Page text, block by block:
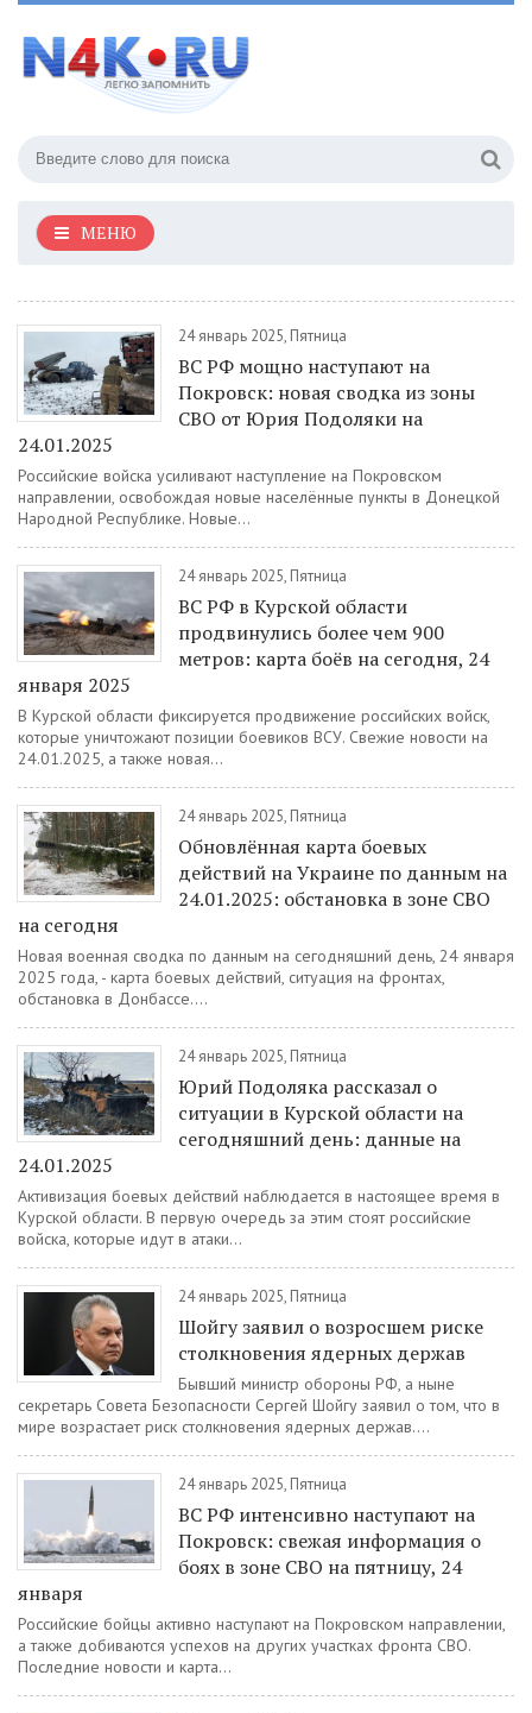
МЕНЮ
24 январь 2025, Пятница
ВС РФ мощно наступают на
Покровск: новая сводка из зоны
СВО от Юрия Подоляки на
24.01.2025
Российские войска усиливают наступление на Покровском
направлении, освобождая новые населённые пункты в Донецкой
Народной Республике. Новые...
24 январь 2025, Пятница
ВС РФ в Курской области
продвинулись более чем 900
метров: карта боёв на сегодня, 24
января 2025
В Курской области фиксируется продвижение российских войск,
которые уничтожают позиции боевиков ВСУ. Свежие новости на
24.01.2025, а также новая...
24 январь 2025, Пятница
Обновлённая карта боевых
действий на Украине по данным на
24.01.2025: обстановка в зоне СВО
на сегодня
Новая военная сводка по данным на сегодняшний день, 24 января
2025 года, - карта боевых действий, ситуация на фронтах,
обстановка в Донбассе....
24 январь 2025, Пятница
Юрий Подоляка рассказал о
ситуации в Курской области на
сегодняшний день: данные на
24.01.2025
Активизация боевых действий наблюдается в настоящее время в
Курской области. В первую очередь за этим стоят российские
войска, которые идут в атаки...
24 январь 2025, Пятница
Шойгу заявил о возросшем риске
столкновения ядерных держав
Бывший министр обороны РФ, а ныне
секретарь Совета Безопасности Сергей Шойгу заявил о том, что в
мире возрастает риск столкновения ядерных держав....
24 январь 2025, Пятница
ВС РФ интенсивно наступают на
Покровск: свежая информация о
боях в зоне СВО на пятницу, 24
января
Российские бойцы активно наступают на Покровском направлении,
а также добиваются успехов на других участках фронта СВО.
Последние новости и карта...